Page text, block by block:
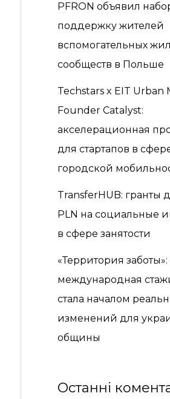
PFRON объявил
поддержку жителей
вспомогательных
сообществ в Польше
Techstars x EIT Urban
Founder Catalyst:
акселерационная
для стартапов в
городской
TransferHUB: гранты
PLN на социальные
в сфере занятости
«Территория заботы»:
международная
стала началом
изменений для
общины
Останні